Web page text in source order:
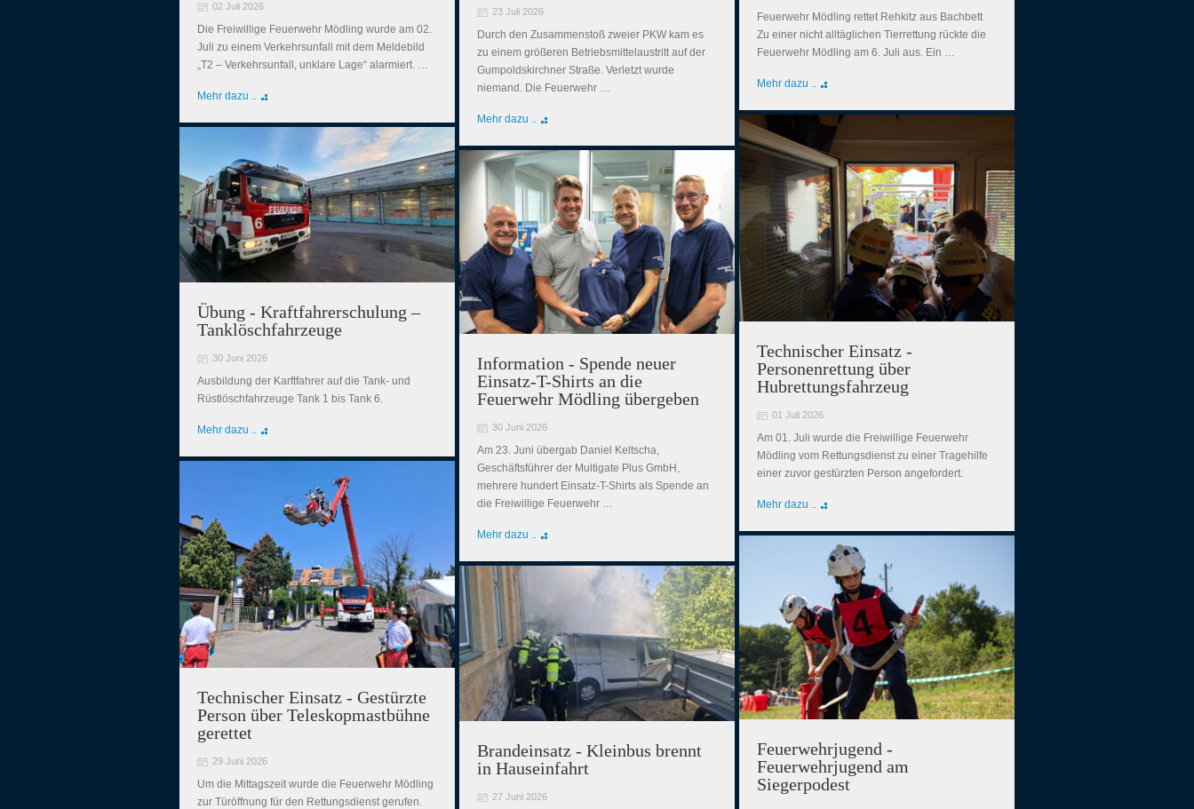
23 Juli 2026
Durch den Zusammenstoß zweier PKW kam es
zu einem größeren Betriebsmittelaustritt auf der
Gumpoldskirchner Straße. Verletzt wurde
niemand. Die Feuerwehr …
Mehr dazu ..
Feuerwehr Mödling rettet Rehkitz aus Bachbett
Zu einer nicht alltäglichen Tierrettung rückte die
Feuerwehr Mödling am 6. Juli aus. Ein …
Mehr dazu ..
02 Juli 2026
Die Freiwillige Feuerwehr Mödling wurde am 02.
Juli zu einem Verkehrsunfall mit dem Meldebild
„T2 – Verkehrsunfall, unklare Lage“ alarmiert. …
Mehr dazu ..
Technischer Einsatz -
Personenrettung über
Hubrettungsfahrzeug
01 Juli 2026
Am 01. Juli wurde die Freiwillige Feuerwehr
Mödling vom Rettungsdienst zu einer Tragehilfe
einer zuvor gestürzten Person angefordert.
Mehr dazu ..
Übung - Kraftfahrerschulung –
Tanklöschfahrzeuge
30 Juni 2026
Ausbildung der Karftfahrer auf die Tank- und
Rüstlöschfahrzeuge Tank 1 bis Tank 6.
Mehr dazu ..
Information - Spende neuer
Einsatz-T-Shirts an die
Feuerwehr Mödling übergeben
30 Juni 2026
Am 23. Juni übergab Daniel Keltscha,
Geschäftsführer der Multigate Plus GmbH,
mehrere hundert Einsatz-T-Shirts als Spende an
die Freiwillige Feuerwehr …
Mehr dazu ..
Technischer Einsatz - Gestürzte
Person über Teleskopmastbühne
gerettet
29 Juni 2026
Um die Mittagszeit wurde die Feuerwehr Mödling
zur Türöffnung für den Rettungsdienst gerufen.
Feuerwehrjugend -
Feuerwehrjugend am
Siegerpodest
Brandeinsatz - Kleinbus brennt
in Hauseinfahrt
27 Juni 2026